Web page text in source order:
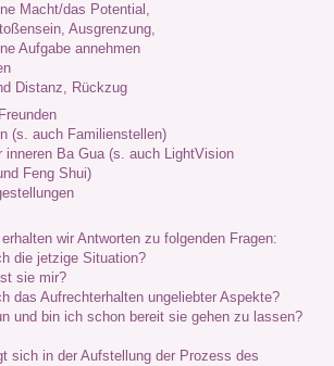
Macht/das Potential,
Ausgrenzung,
Aufgabe annehmen
Distanz, Rückzug
(s. auch Familienstellen)
inneren Ba Gua (s. auch LightVision
Feng Shui)
wir Antworten zu folgenden Fragen:
die jetzige Situation?
sie mir?
das Aufrechterhalten ungeliebter Aspekte?
und bin ich schon bereit sie gehen zu lassen?
sich in der Aufstellung der Prozess des